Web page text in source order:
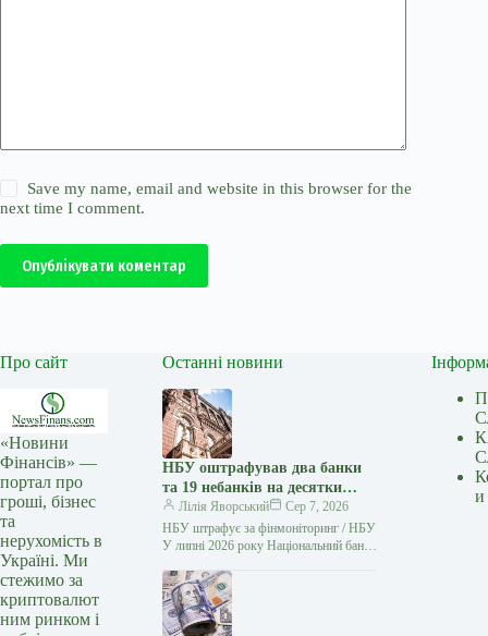
Save my name, email and website in this browser for the
next time I comment.
Опублікувати коментар
Про сайт
«Новини
Фінансів» —
портал про
гроші, бізнес
та
нерухомість в
Україні. Ми
стежимо за
криптовалют
ним ринком і
Останні новини
НБУ оштрафував два банки
та 19 небанків на десятки
мільйонів гривень
Лілія Яворський
Сер 7, 2026
НБУ штрафує за фінмоніторинг / НБУ
У липні 2026 року Національний банк
двох банків та…
и